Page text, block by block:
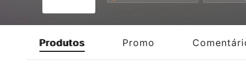
Produtos Promo